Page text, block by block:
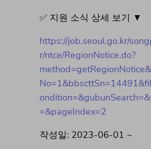
✅ 지원 소식 상세 보기 ▼
https://job.seoul.go.kr/
r/ntce/RegionNotice.do?
=&pageIndex=2
작성일: 2023-06-01 ~